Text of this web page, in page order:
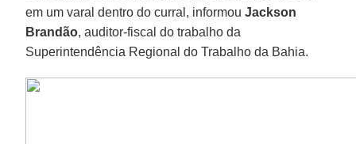
em um varal dentro do curral, informouJackson
Brandão, auditor-fiscal do trabalho da
Superintendência Regional do Trabalho da Bahia.